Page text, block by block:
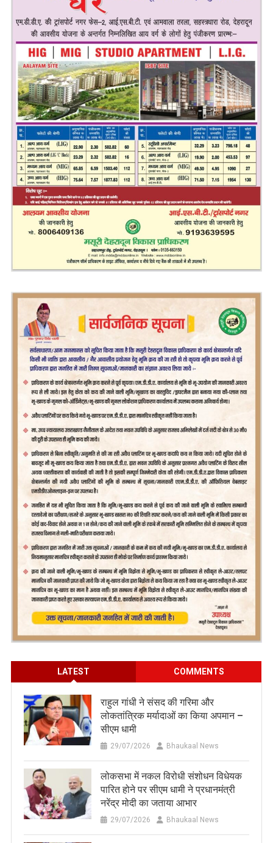
LATEST COMMENTS
राहुल गांधी ने संसद की गरिमा और
लोकतांत्रिक मर्यादाओं का किया अपमान –
सीएम धामी
29/07/2026 Bhaukaal News
लोकसभा में नकल विरोधी संशोधन विधेयक
पारित होने पर सीएम धामी ने प्रधानमंत्री
नरेंद्र मोदी का जताया आभार
29/07/2026 Bhaukaal News